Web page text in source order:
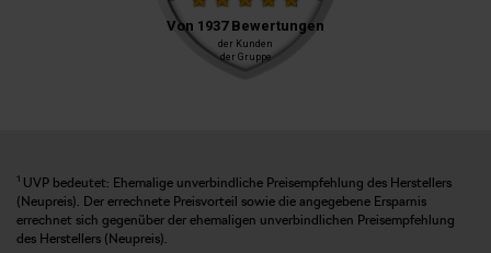
1 UVP bedeutet: Ehemalige unverbindliche Preisempfehlung des Herstellers
(Neupreis). Der errechnete Preisvorteil sowie die angegebene Ersparnis
errechnet sich gegenüber der ehemaligen unverbindlichen Preisempfehlung
des Herstellers (Neupreis).